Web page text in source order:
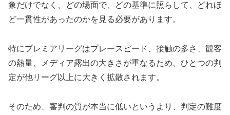
象だけでなく、どの場面で、どの基準に照らして、どれほ
ど一貫性があったのかを見る必要があります。
特にプレミアリーグはプレースピード、接触の多さ、観客
の熱量、メディア露出の大きさが重なるため、ひとつの判
定が他リーグ以上に大きく拡散されます。
そのため、審判の質が本当に低いというより、判定の難度